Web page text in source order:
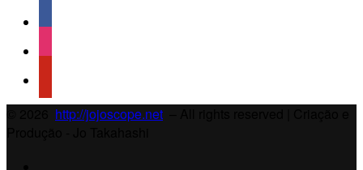
http://jojoscope.net